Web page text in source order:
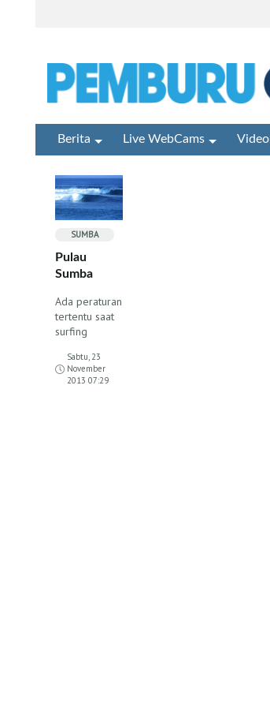
Berita Live WebCams Video
SUMBA
Pulau
Sumba
Ada peraturan
tertentu saat
surfing
Sabtu, 23
November
2013 07:29